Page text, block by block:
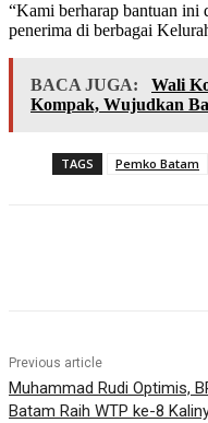
“Kami berharap bantuan ini
penerima di berbagai
BACA JUGA:
Wali
Kompak, Wujudkan
TAGS Pemko Batam
Previous article
Muhammad Rudi Optimis,
Batam Raih WTP ke-8